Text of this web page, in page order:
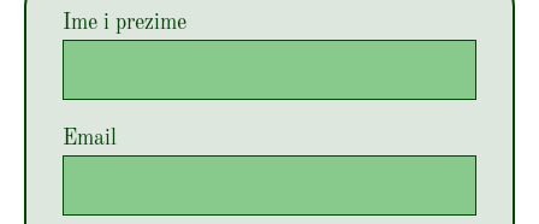
Ime i prezime
Email